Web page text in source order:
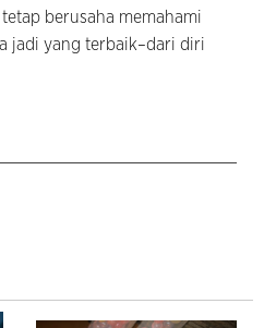
berusaha memahami
jadi yang terbaik–dari diri